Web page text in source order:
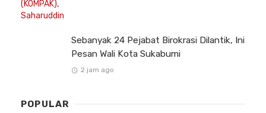
Sebanyak 24 Pejabat Birokrasi Dilantik, Ini
Pesan Wali Kota Sukabumi
2 jam ago
POPULAR